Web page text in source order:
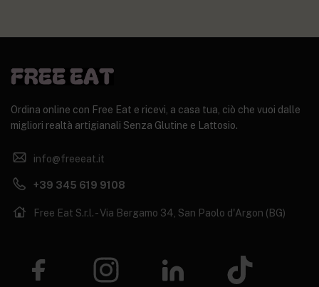
Ordina online con Free Eat e ricevi, a casa tua, ciò che vuoi dalle
migliori realtà artigianali Senza Glutine e Lattosio.
info@freeeat.it
+39 345 619 9108
Free Eat S.r.l. - Via Bergamo 34, San Paolo d'Argon (BG)